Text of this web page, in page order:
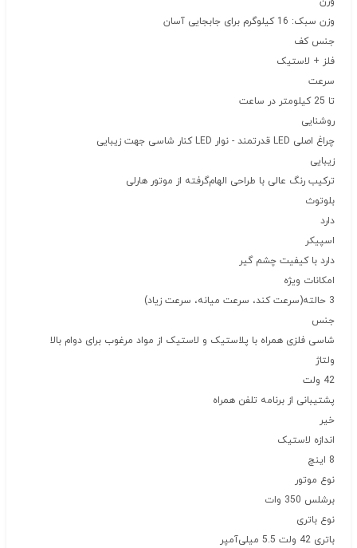
وزن سبک: 16 کیلوگرم برای جابجایی آسان
جنس کف
فلز + لاستیک
سرعت
تا 25 کیلومتر در ساعت
روشنایی
چراغ اصلی LED قدرتمند - نوار LED کنار شاسی جهت زیبایی
زیبایی
ترکیب رنگ عالی با طراحی الهام‌گرفته از موتور هارلی
بلوتوث
دارد
اسپیکر
دارد با کیفیت چشم گیر
امکانات ویژه
3 حالته(سرعت کند، سرعت میانه، سرعت زیاد)
جنس
شاسی فلزی همراه با پلاستیک و لاستیک از مواد مرغوب برای دوام بالا
ولتاژ
42 ولت
پشتیبانی از برنامه تلفن همراه
خیر
اندازه لاستیک
8 اینچ
نوع موتور
برشلس 350 وات
نوع باتری
باتری 42 ولت 5.5 میلی‌آمپر